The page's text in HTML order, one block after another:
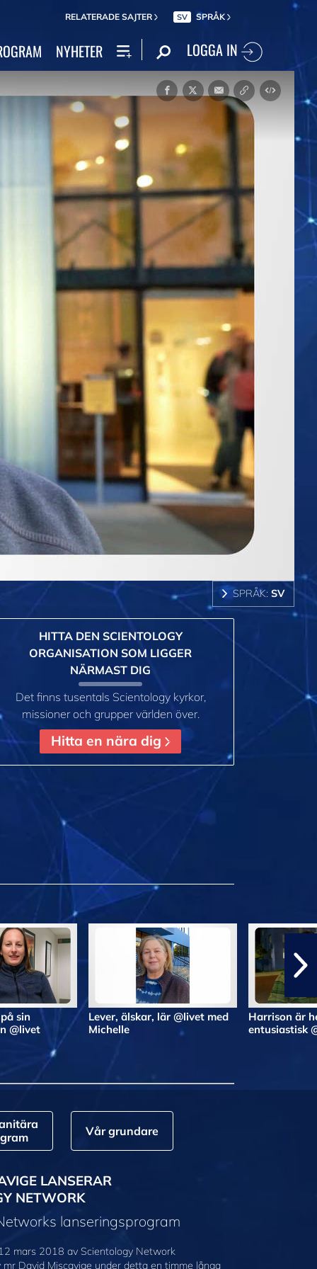
RELATERADE SAJTER SV SPRÅK
NYHETER LOGGA IN
SPRÅK: SV
HITTA DEN SCIENTOLOGY
ORGANISATION SOM LIGGER
NÄRMAST DIG
Det finns tusentals Scientology kyrkor,
missioner och grupper världen över.
Hitta en nära dig
sin
@livet
Lever, älskar, lär @livet med
Michelle
Harrison är
entusiastisk
Vår grundare
LANSERAR
NETWORK
lanseringsprogram
mars 2018 av Scientology Network
David Miscavige under detta en timme långa